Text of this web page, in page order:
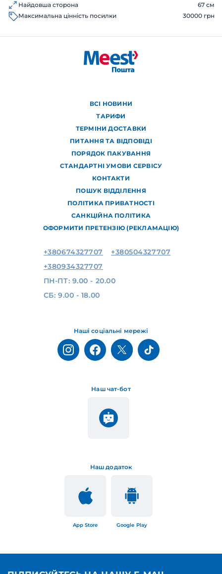
Найдовша сторона
67 см
Максимальна цінність посилки
30000 грн
ВСІ НОВИНИ
ТАРИФИ
ТЕРМІНИ ДОСТАВКИ
ПИТАННЯ ТА ВІДПОВІДІ
ПОРЯДОК ПАКУВАННЯ
СТАНДАРТНІ УМОВИ СЕРВІСУ
КОНТАКТИ
ПОШУК ВІДДІЛЕННЯ
ПОЛІТИКА ПРИВАТНОСТІ
САНКЦІЙНА ПОЛІТИКА
ОФОРМИТИ ПРЕТЕНЗІЮ (РЕКЛАМАЦІЮ)
Наш додаток
App Store Google Play
Наш чат-бот
Наші соціальні мережі
+380674327707
+380504327707
+380934327707
ПН-ПТ: 9.00 - 20.00
СБ: 9.00 - 18.00